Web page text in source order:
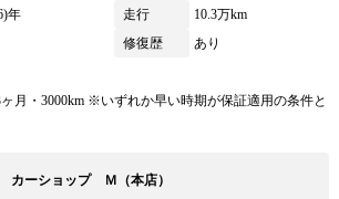
年 走行
10.3万km
修復歴
あり
月・3000km ※いずれか早い時期が保証適用の条件と
カーショップ Ｍ（本店）